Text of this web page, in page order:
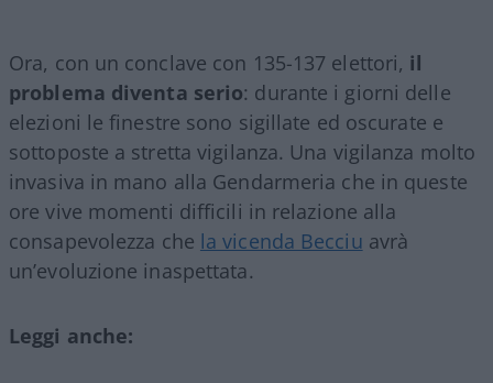
Ora, con un conclave con 135-137 elettori, il
problema diventa serio: durante i giorni delle
elezioni le finestre sono sigillate ed oscurate e
sottoposte a stretta vigilanza. Una vigilanza molto
invasiva in mano alla Gendarmeria che in queste
ore vive momenti difficili in relazione alla
consapevolezza che la vicenda Becciu avrà
un’evoluzione inaspettata.
Leggi anche: